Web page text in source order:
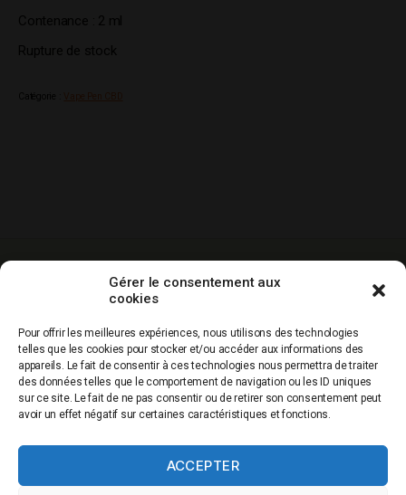
Gérer le consentement aux
cookies
Pour offrir les meilleures expériences, nous utilisons des technologies
telles que les cookies pour stocker et/ou accéder aux informations des
appareils. Le fait de consentir à ces technologies nous permettra de traiter
des données telles que le comportement de navigation ou les ID uniques
sur ce site. Le fait de ne pas consentir ou de retirer son consentement peut
avoir un effet négatif sur certaines caractéristiques et fonctions.
ACCEPTER
Contenance : 2 ml
Rupture de stock
Catégorie :
Livraison gratuite
dés 60€ d’achat
1ere commande
sécurisé
Service clients
0967436797
Qualité
garantie
Production
française
QUI SOMMES NOUS